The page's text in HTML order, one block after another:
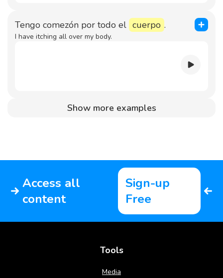
Tengo comezón por todo el cuerpo .
I have itching all over my body.
Show more examples
Access all
content
Sign-up
Free
Tools
Media